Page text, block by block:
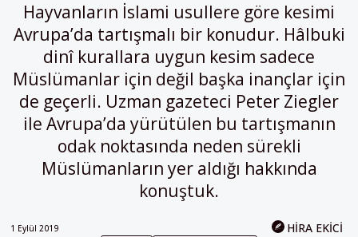
Hayvanların İslami usullere göre kesimi
Avrupa’da tartışmalı bir konudur. Hâlbuki
dinî kurallara uygun kesim sadece
Müslümanlar için değil başka inançlar için
de geçerli. Uzman gazeteci Peter Ziegler
ile Avrupa’da yürütülen bu tartışmanın
odak noktasında neden sürekli
Müslümanların yer aldığı hakkında
konuştuk.
1 Eylül 2019
HIRA EKICI